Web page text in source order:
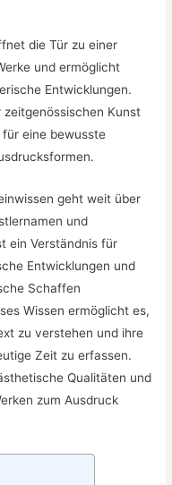
die Tür zu einer
und ermöglicht
Entwicklungen.
zeitgenössischen Kunst
für eine bewusste
geht weit über
und
ein Verständnis für
Entwicklungen und
Schaffen
Wissen ermöglicht es,
zu verstehen und ihre
Zeit zu erfassen.
Qualitäten und
zum Ausdruck